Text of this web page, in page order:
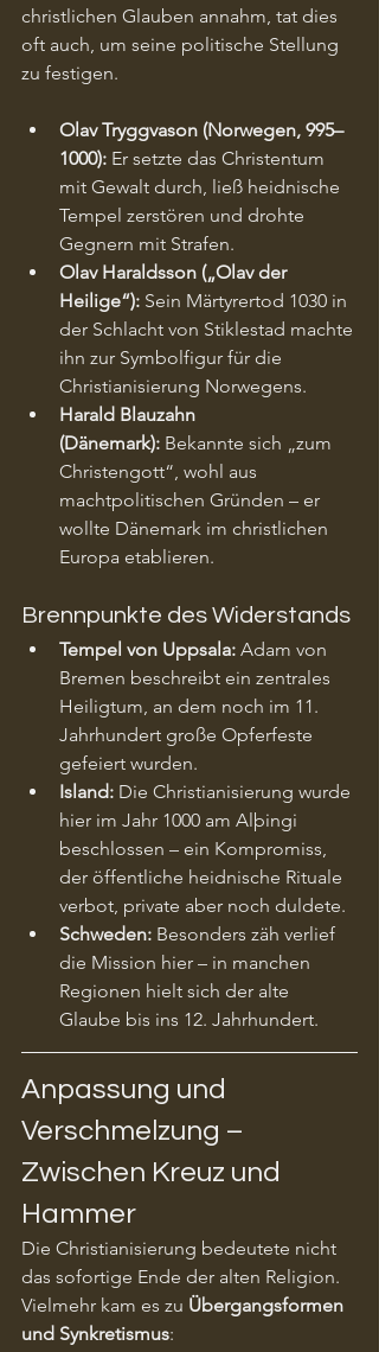
christlichen Glauben annahm, tat dies
oft auch, um seine politische Stellung
zu festigen.
Olav Tryggvason (Norwegen, 995–
1000): Er setzte das Christentum
mit Gewalt durch, ließ heidnische
Tempel zerstören und drohte
Gegnern mit Strafen.
Olav Haraldsson („Olav der
Heilige“): Sein Märtyrertod 1030 in
der Schlacht von Stiklestad machte
ihn zur Symbolfigur für die
Christianisierung Norwegens.
Harald Blauzahn
(Dänemark): Bekannte sich „zum
Christengott“, wohl aus
machtpolitischen Gründen – er
wollte Dänemark im christlichen
Europa etablieren.
Brennpunkte des Widerstands
Tempel von Uppsala: Adam von
Bremen beschreibt ein zentrales
Heiligtum, an dem noch im 11.
Jahrhundert große Opferfeste
gefeiert wurden.
Island: Die Christianisierung wurde
hier im Jahr 1000 am Alþingi
beschlossen – ein Kompromiss,
der öffentliche heidnische Rituale
verbot, private aber noch duldete.
Schweden: Besonders zäh verlief
die Mission hier – in manchen
Regionen hielt sich der alte
Glaube bis ins 12. Jahrhundert.
Anpassung und
Verschmelzung –
Zwischen Kreuz und
Hammer
Die Christianisierung bedeutete nicht
das sofortige Ende der alten Religion.
Vielmehr kam es zu Übergangsformen
und Synkretismus: